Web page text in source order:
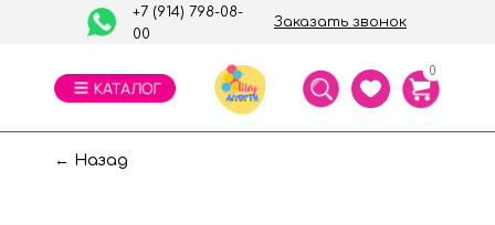
Заказать звонок
+7 (914) 798-08-
00
0
← Назад